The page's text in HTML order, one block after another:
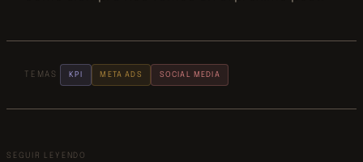
TEMAS KPI META ADS SOCIAL MEDIA
SEGUIR LEYENDO